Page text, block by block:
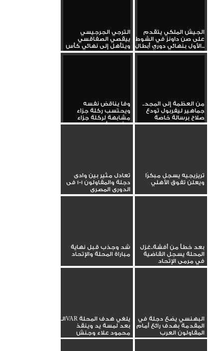
الجيش الملكي يتقدم
على صن داونز في الشوط
الأول بنهائي دوري أبطال...
الترجي الجرجيسي
ييقصي الصفاقسي
ويتأهل إلى نهائي كأس
تونس
من العظمة إلى المجد..
جماهير ليفربول تودع
صلاح برسالة خاصة
وفا يناقض نفسه
ويحتسب ركلة جزاء
مشابهة لركلة جزاء
الأهلي أمام...
تريزيجيه يسجل مبكرًا
ويعلن تفوق الأهلي
تعادل مثير بين وادى
دجلة والمقاولون 1-1 فى
الدورى المصرى
بعد خطأ من أفشة..غزل
المحلة يسجل القاضية
في مرمى الإتحاد
شد وجذب قبل نهاية
مباراة المحلة والإتحاد
البهنسي يضع دجلة في
المقدمة بهدف رائع أمام
المقاولون العرب
الـVAR يلغي هدف المحلة
بعد لمسة يد وينقذ
محمود علاء وجنش